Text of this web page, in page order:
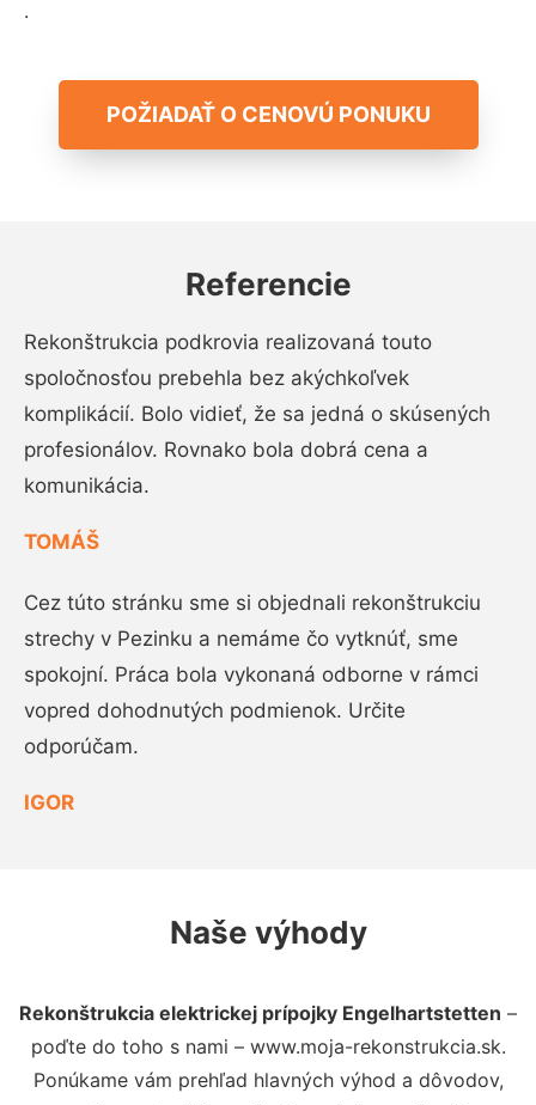
.
POŽIADAŤ O CENOVÚ PONUKU
Referencie
Rekonštrukcia podkrovia realizovaná touto
spoločnosťou prebehla bez akýchkoľvek
komplikácií. Bolo vidieť, že sa jedná o skúsených
profesionálov. Rovnako bola dobrá cena a
komunikácia.
TOMÁŠ
Cez túto stránku sme si objednali rekonštrukciu
strechy v Pezinku a nemáme čo vytknúť, sme
spokojní. Práca bola vykonaná odborne v rámci
vopred dohodnutých podmienok. Určite
odporúčam.
IGOR
Naše výhody
Rekonštrukcia elektrickej prípojky Engelhartstetten –
poďte do toho s nami – www.moja-rekonstrukcia.sk.
Ponúkame vám prehľad hlavných výhod a dôvodov,